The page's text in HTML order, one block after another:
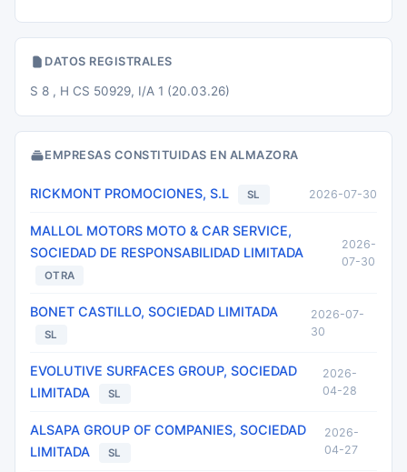
DATOS REGISTRALES
S 8 , H CS 50929, I/A 1 (20.03.26)
EMPRESAS CONSTITUIDAS EN ALMAZORA
RICKMONT PROMOCIONES, S.L SL 2026-07-30
MALLOL MOTORS MOTO & CAR SERVICE,
SOCIEDAD DE RESPONSABILIDAD LIMITADA
OTRA
2026-
07-30
BONET CASTILLO, SOCIEDAD LIMITADA
SL
2026-07-
30
EVOLUTIVE SURFACES GROUP, SOCIEDAD
LIMITADA
SL
2026-
04-28
ALSAPA GROUP OF COMPANIES, SOCIEDAD
LIMITADA
SL
2026-
04-27